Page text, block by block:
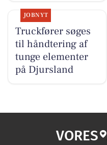
JOBNYT
Truckfører søges
til håndtering af
tunge elementer
på Djursland
VORES